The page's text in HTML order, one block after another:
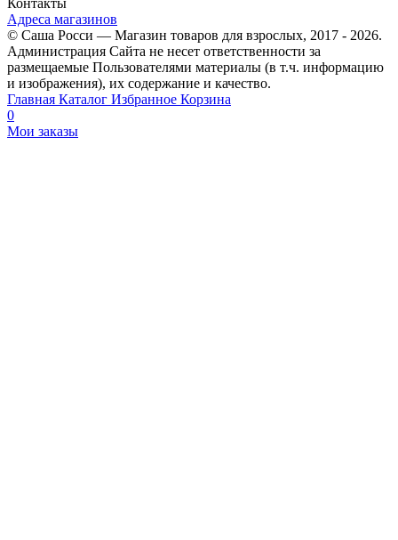
Адреса магазинов
© Саша Росси — Магазин товаров для взрослых, 2017 - 2026.
Администрация Сайта не несет ответственности за
размещаемые Пользователями материалы (в т.ч. информацию
и изображения), их содержание и качество.
Главная Каталог Избранное Корзина
0
Мои заказы